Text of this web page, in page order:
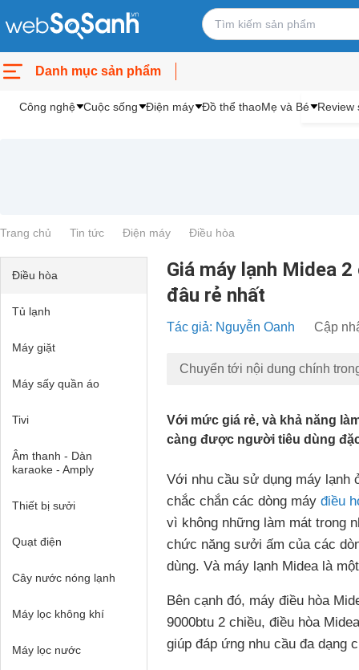
Danh mục sản phẩm
Công nghệ Cuộc sống Điện máy Đồ thể thaoMẹ và Bé Review
Trang chủ Tin tức Điện máy Điều hòa
Điều hòa
Tủ lạnh
Máy giặt
Máy sấy quần áo
Tivi
Âm thanh - Dàn
karaoke - Amply
Thiết bị sưởi
Quạt điện
Cây nước nóng lạnh
Máy lọc không khí
Máy lọc nước
Giá máy lạnh Midea
đâu rẻ nhất
Tác giả: Nguyễn Oanh Cập
Chuyển tới nội dung chính
Với mức giá rẻ, và khả năng
càng được người tiêu dùng
Với nhu cầu sử dụng máy
chắc chắn các dòng máy điều
vì không những làm mát trong
chức năng sưởi ấm của các
dùng. Và máy lạnh Midea là
Bên cạnh đó, máy điều hòa
9000btu 2 chiều, điều hòa
giúp đáp ứng nhu cầu đa dạng